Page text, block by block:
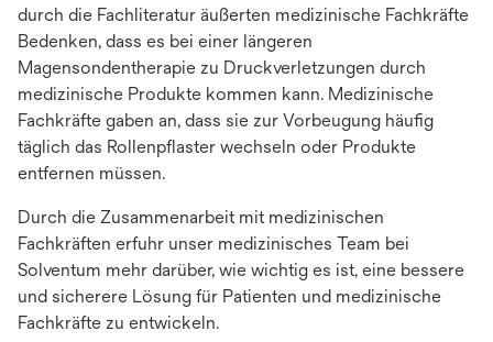
durch die Fachliteratur äußerten medizinische Fachkräfte
Bedenken, dass es bei einer längeren
Magensondentherapie zu Druckverletzungen durch
medizinische Produkte kommen kann. Medizinische
Fachkräfte gaben an, dass sie zur Vorbeugung häufig
täglich das Rollenpflaster wechseln oder Produkte
entfernen müssen.
Durch die Zusammenarbeit mit medizinischen
Fachkräften erfuhr unser medizinisches Team bei
Solventum mehr darüber, wie wichtig es ist, eine bessere
und sicherere Lösung für Patienten und medizinische
Fachkräfte zu entwickeln.